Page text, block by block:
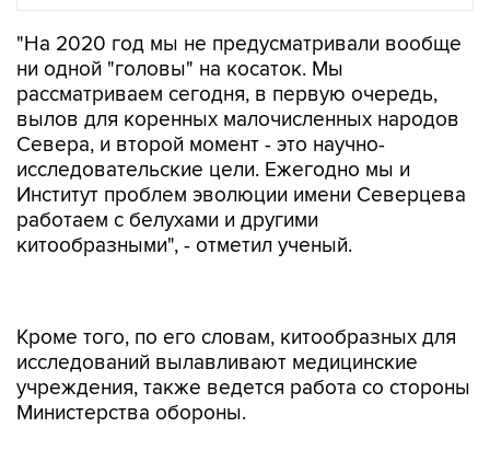
"На 2020 год мы не предусматривали вообще
ни одной "головы" на косаток. Мы
рассматриваем сегодня, в первую очередь,
вылов для коренных малочисленных народов
Севера, и второй момент - это научно-
исследовательские цели. Ежегодно мы и
Институт проблем эволюции имени Северцева
работаем с белухами и другими
китообразными", - отметил ученый.
учреждения, также ведется работа со стороны
Министерства обороны.
Накануне в ходе"прямой линии"